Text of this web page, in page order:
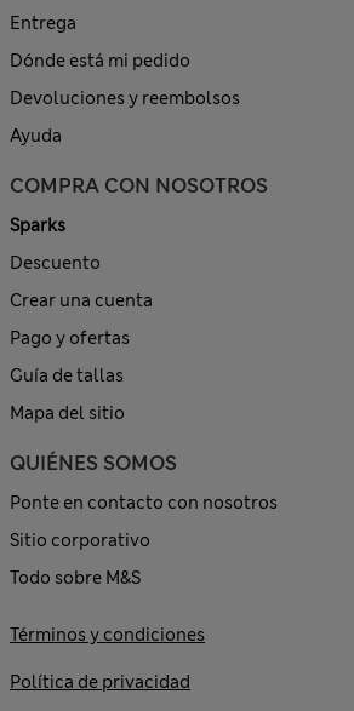
Entrega
Dónde está mi pedido
Devoluciones y reembolsos
Ayuda
COMPRA CON NOSOTROS
Sparks
Descuento
Crear una cuenta
Pago y ofertas
Guía de tallas
Mapa del sitio
QUIÉNES SOMOS
Ponte en contacto con nosotros
Sitio corporativo
Todo sobre M&S
Términos y condiciones
Política de privacidad